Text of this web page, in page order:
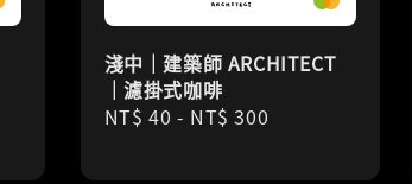
淺中｜建築師 ARCHITECT
｜濾掛式咖啡
Regular
NT$ 40 - NT$ 300